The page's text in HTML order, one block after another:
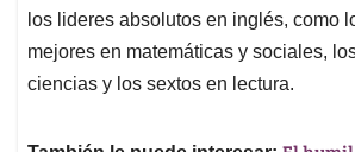
los lideres absolutos en inglés, como
mejores en matemáticas y sociales,
ciencias y los sextos en lectura.